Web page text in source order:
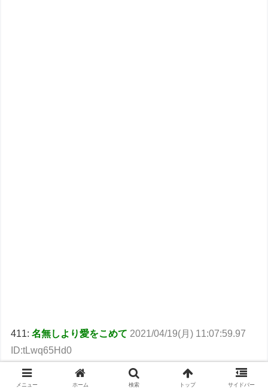
411:名無しより愛をこめて 2021/04/19(月) 11:07:59.97
ID:tLwq65Hd0
遅ればせながらやっと有吉反省会見た
ヤマシロンの声ってドゲンジャーズの
メニュー ホーム 検索 トップ サイドバー